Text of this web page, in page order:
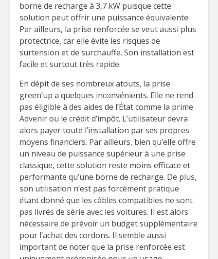
borne de recharge à 3,7 kW puisque cette
solution peut offrir une puissance équivalente.
Par ailleurs, la prise renforcée se veut aussi plus
protectrice, car elle évite les risques de
surtension et de surchauffe. Son installation est
facile et surtout très rapide.
En dépit de ses nombreux atouts, la prise
green’up a quelques inconvénients. Elle ne rend
pas éligible à des aides de l’État comme la prime
Advenir ou le crédit d’impôt. L’utilisateur devra
alors payer toute l’installation par ses propres
moyens financiers. Par ailleurs, bien qu’elle offre
un niveau de puissance supérieur à une prise
classique, cette solution reste moins efficace et
performante qu’une borne de recharge. De plus,
son utilisation n’est pas forcément pratique
étant donné que les câbles compatibles ne sont
pas livrés de série avec les voitures. Il est alors
nécessaire de prévoir un budget supplémentaire
pour l’achat des cordons. Il semble aussi
important de noter que la prise renforcée est